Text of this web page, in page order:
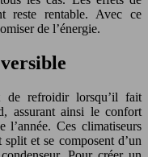
reste rentable. Avec ce
de l’énergie.
de refroidir lorsqu’il fait
assurant ainsi le confort
Ces climatiseurs
et se composent d’un